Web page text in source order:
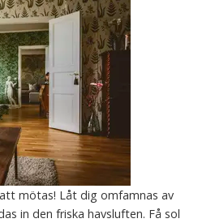
mötas! Låt dig omfamnas av
in den friska havsluften. Få sol